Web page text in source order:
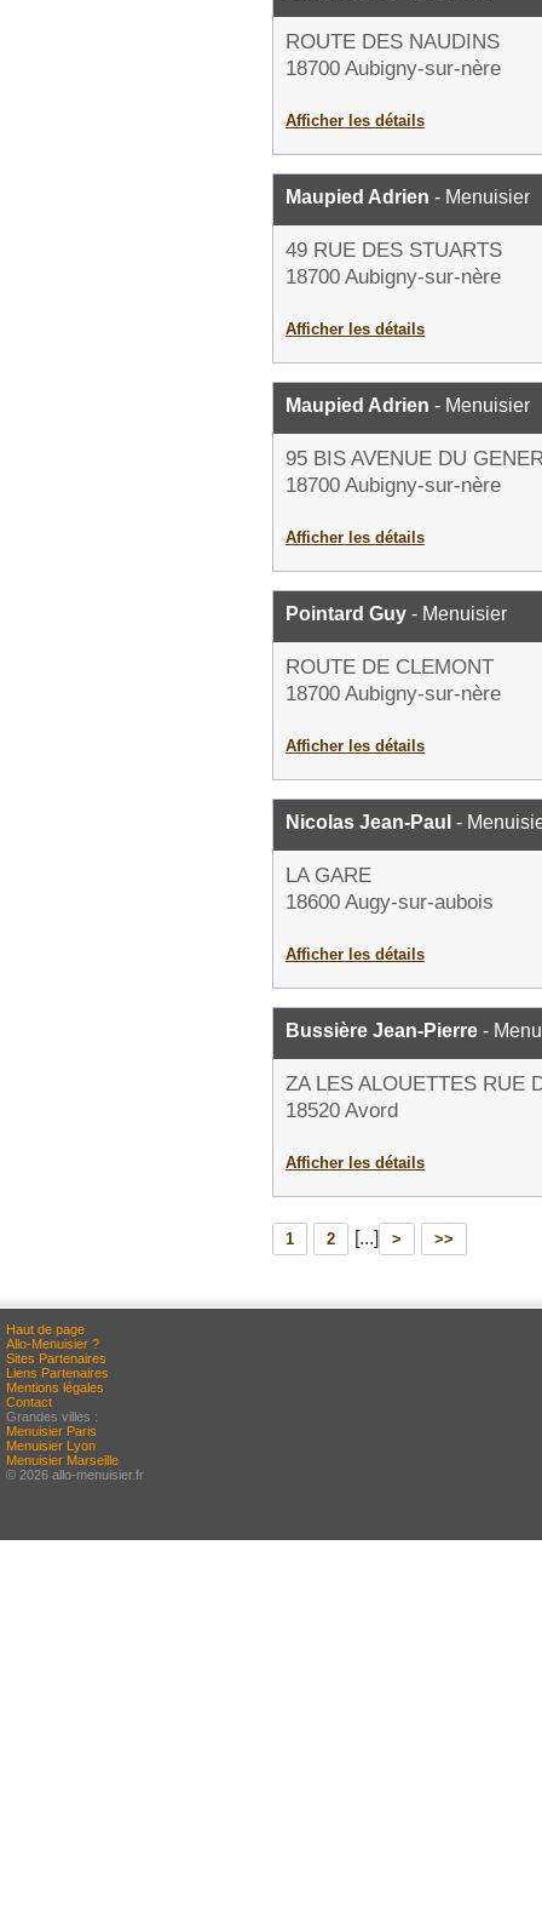
ROUTE DES NAUDINS
18700 Aubigny-sur-nère
Afficher les détails
Maupied Adrien - Menuisier
49 RUE DES STUARTS
18700 Aubigny-sur-nère
Afficher les détails
Maupied Adrien - Menuisier
95 BIS AVENUE DU
18700 Aubigny-sur-nère
Afficher les détails
Pointard Guy - Menuisier
ROUTE DE CLEMONT
18700 Aubigny-sur-nère
Afficher les détails
Nicolas Jean-Paul -
LA GARE
18600 Augy-sur-aubois
Afficher les détails
Bussière Jean-Pierre -
ZA LES ALOUETTES RUE
18520 Avord
Afficher les détails
1 2 [...] > >>
Haut de page
Allo-Menuisier ?
Sites Partenaires
Liens Partenaires
Mentions légales
Contact
Grandes villes :
Menuisier Paris
Menuisier Lyon
Menuisier Marseille
© 2026 allo-menuisier.fr